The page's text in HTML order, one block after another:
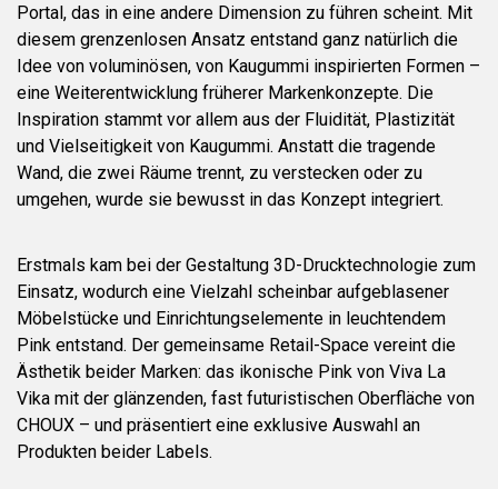
Portal, das in eine andere Dimension zu führen scheint. Mit
diesem grenzenlosen Ansatz entstand ganz natürlich die
Idee von voluminösen, von Kaugummi inspirierten Formen –
eine Weiterentwicklung früherer Markenkonzepte. Die
Inspiration stammt vor allem aus der Fluidität, Plastizität
und Vielseitigkeit von Kaugummi. Anstatt die tragende
Wand, die zwei Räume trennt, zu verstecken oder zu
umgehen, wurde sie bewusst in das Konzept integriert.
Erstmals kam bei der Gestaltung 3D-Drucktechnologie zum
Einsatz, wodurch eine Vielzahl scheinbar aufgeblasener
Möbelstücke und Einrichtungselemente in leuchtendem
Pink entstand. Der gemeinsame Retail-Space vereint die
Ästhetik beider Marken: das ikonische Pink von Viva La
Vika mit der glänzenden, fast futuristischen Oberfläche von
CHOUX – und präsentiert eine exklusive Auswahl an
Produkten beider Labels.